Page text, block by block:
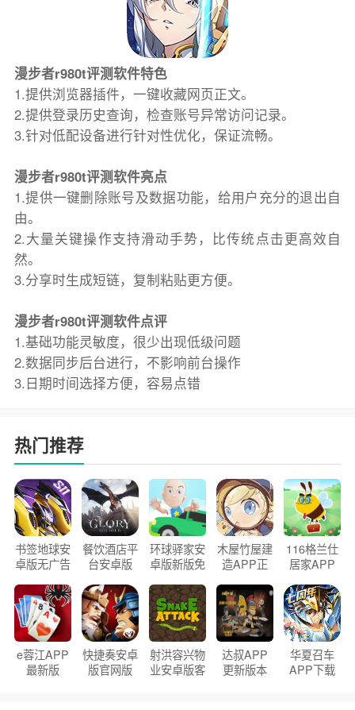
漫步者r980t评测软件特色
1.提供浏览器插件，一键收藏网页正文。
2.提供登录历史查询，检查账号异常访问记录。
3.针对低配设备进行针对性优化，保证流畅。
漫步者r980t评测软件亮点
1.提供一键删除账号及数据功能，给用户充分的退出自
由。
2.大量关键操作支持滑动手势，比传统点击更高效自
然。
3.分享时生成短链，复制粘贴更方便。
漫步者r980t评测软件点评
1.基础功能灵敏度，很少出现低级问题
2.数据同步后台进行，不影响前台操作
3.日期时间选择方便，容易点错
热门推荐
书签地球安
卓版无广告
餐饮酒店平
台安卓版
环球驿家安
卓版新版免
木屋竹屋建
造APP正
116格兰仕
居家APP
e蓉江APP
最新版
快捷奏安卓
版官网版
射洪容兴物
业安卓版客
达叔APP
更新版本
华夏召车
APP下载